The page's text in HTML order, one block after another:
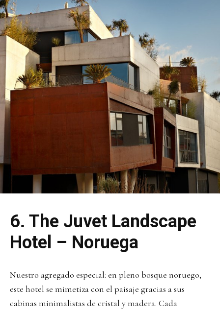
6. The Juvet Landscape
Hotel – Noruega
Nuestro agregado especial: en pleno bosque noruego,
este hotel se mimetiza con el paisaje gracias a sus
cabinas minimalistas de cristal y madera. Cada